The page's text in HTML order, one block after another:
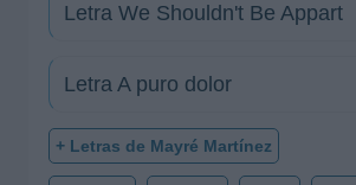
Letra We Shouldn't Be Appart
Letra A puro dolor
+ Letras de Mayré Martínez